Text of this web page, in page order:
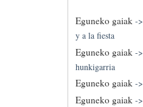
Eguneko gaiak->
y a la fiesta
Eguneko gaiak ->
hunkigarria
Eguneko gaiak->
Eguneko gaiak ->